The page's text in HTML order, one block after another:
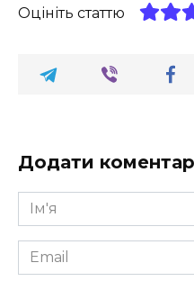
Оцініть статтю
Додати коментар
Ім'я
*
Email
*